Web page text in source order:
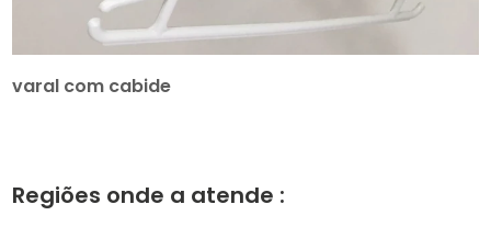
varal com cabide
Regiões onde a atende :